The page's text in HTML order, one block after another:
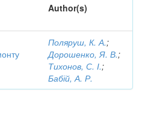
Author(s)
Поляруш, К. А.;
Дорошенко, Я. В.;
Тихонов, С. І.;
Бабій, А. Р.